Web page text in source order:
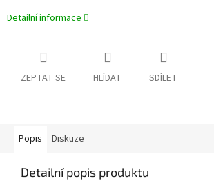
Detailní informace
ZEPTAT SE HLÍDAT SDÍLET
Popis Diskuze
Detailní popis produktu